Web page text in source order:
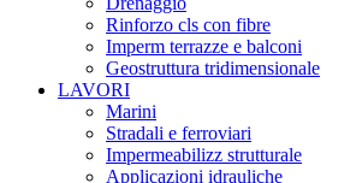
Rinforzo cls con fibre
Imperm terrazze e balconi
Geostruttura tridimensionale
LAVORI
Marini
Stradali e ferroviari
Impermeabilizz strutturale
Applicazioni idrauliche